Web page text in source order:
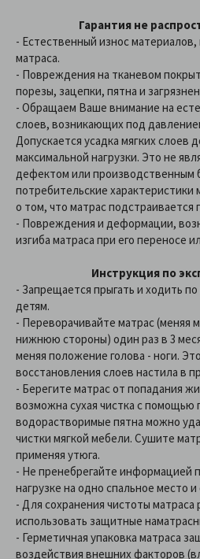
Гарантия не
- Естественный износ
матраса.
- Повреждения на тканевом
порезы, зацепки, пятна и
- Обращаем Ваше внимание на
слоев, возникающих под
Допускается усадка мягких слоев
максимальной нагрузки. Это не
дефектом или производственным
потребительские характеристики
о том, что матрас подстраивается
- Повреждения и деформации,
изгиба матраса при его переносе
Инструкция по
- Запрещается прыгать и ходить
детям.
- Переворачивайте матрас (меняя
нижнюю стороны) один раз в 3
меняя положение голова - ноги.
восстановления слоев настила в
- Берегите матрас от попадания
возможна сухая чистка с помощью
водорастворимые пятна можно
чистки мягкой мебели. Сушите
применяя утюга.
- Не пренебрегайте информацией
нагрузке на одно спальное место
- Для сохранения чистоты матраса
использовать защитные
- Герметичная упаковка матраса
воздействия внешних факторов